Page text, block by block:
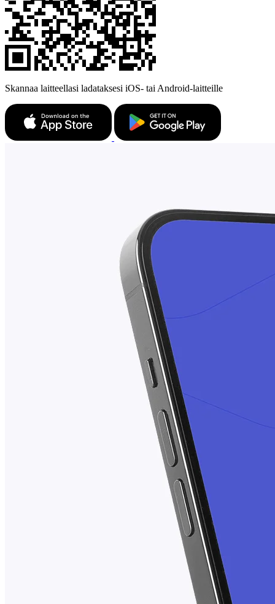
Skannaa laitteellasi ladataksesi iOS- tai Android-laitteille